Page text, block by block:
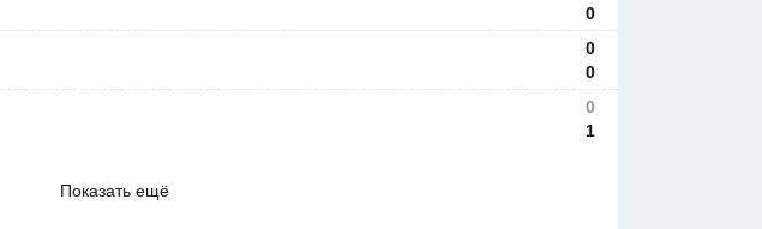
0
0
0
0
1
Показать ещё